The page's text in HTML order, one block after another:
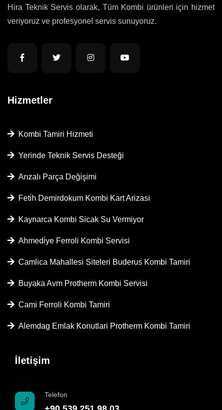
Hira Teknik Servis olarak, Tüm Kombi ürünleri için hizmet
veriyoruz ve profesyonel servis sunuyoruz.
Hizmetler
Kombi Tamiri Hizmeti
Yerinde Teknik Servis Desteği
Arızalı Parça Değişimi
Feti̇h Demirdokum Kombi Kart Arizasi
Kaynarca Kombi Sicak Su Vermiyor
Ahmedi̇ye Ferroli Kombi Servisi
Camlica Mahallesi Siteleri Buderus Kombi Tamiri
Buyaka Avm Protherm Kombi Servisi
Cami Ferroli Kombi Tamiri
Alemdag Emlak Konutlari Protherm Kombi Tamiri
İletişim
Telefon